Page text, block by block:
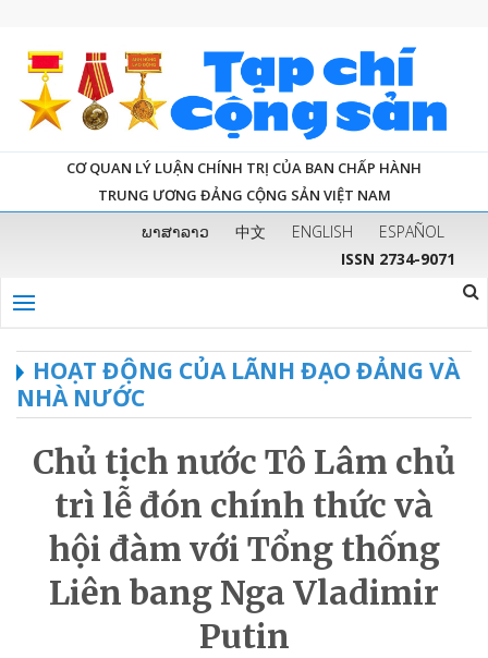
CƠ QUAN LÝ LUẬN CHÍNH TRỊ CỦA BAN CHẤP HÀNH
TRUNG ƯƠNG ĐẢNG CỘNG SẢN VIỆT NAM
ພາສາລາວ 中文 ENGLISH
ESPAÑOL
ISSN 2734-9071
HOẠT ĐỘNG CỦA LÃNH ĐẠO ĐẢNG VÀ
NHÀ NƯỚC
Chủ tịch nước Tô Lâm chủ
trì lễ đón chính thức và
hội đàm với Tổng thống
Liên bang Nga Vladimir
Putin